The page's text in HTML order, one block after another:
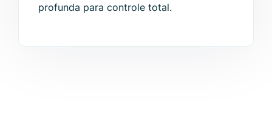
profunda para controle total.